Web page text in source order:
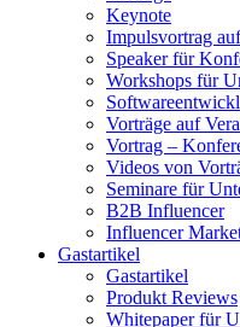
Keynote
Impulsvortrag
Speaker für
Workshops für
Vorträge auf
Vortrag –
Videos von
Seminare für
B2B Influencer
Influencer
Gastartikel
Gastartikel
Produkt Reviews
Whitepaper für